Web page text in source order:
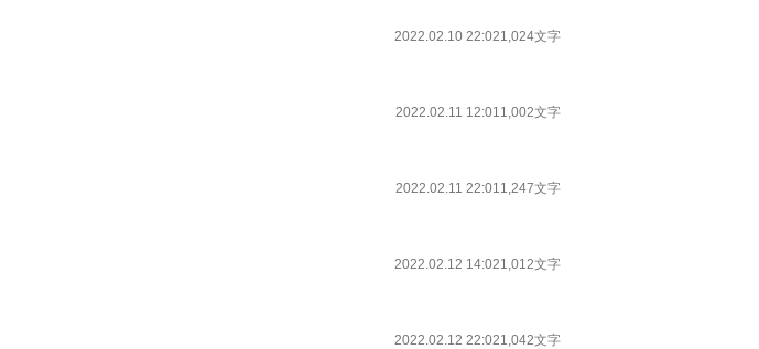
2022.02.10 22:021,024文字
2022.02.11 12:011,002文字
2022.02.11 22:011,247文字
2022.02.12 14:021,012文字
2022.02.12 22:021,042文字